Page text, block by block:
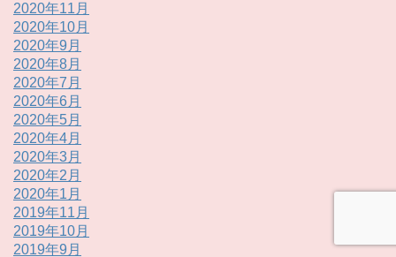
2020年11月
2020年10月
2020年9月
2020年8月
2020年7月
2020年6月
2020年5月
2020年4月
2020年3月
2020年2月
2020年1月
2019年11月
2019年10月
2019年9月